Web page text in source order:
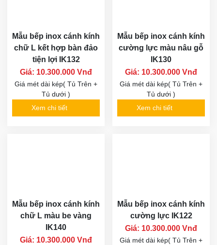
Mẫu bếp inox cánh kính
chữ L kết hợp bàn đảo
tiện lợi IK132
Giá: 10.300.000 Vnđ
Giá mét dài kép( Tủ Trên +
Tủ dưới )
Xem chi tiết
Mẫu bếp inox cánh kính
cường lực màu nâu gỗ
IK130
Giá: 10.300.000 Vnđ
Giá mét dài kép( Tủ Trên +
Tủ dưới )
Xem chi tiết
Mẫu bếp inox cánh kính
chữ L màu be vàng
IK140
Giá: 10.300.000 Vnđ
Mẫu bếp inox cánh kính
cường lực IK122
Giá: 10.300.000 Vnđ
Giá mét dài kép( Tủ Trên +